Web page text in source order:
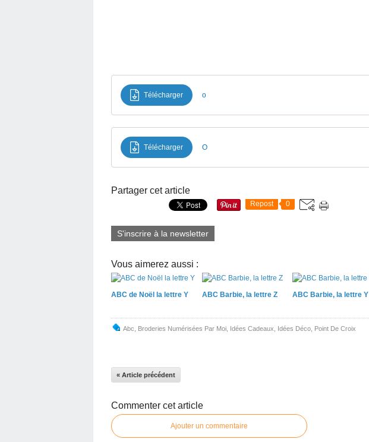
Télécharger o
Télécharger O
Partager cet article
Repost 0
S'inscrire à la newsletter
Vous aimerez aussi :
ABC de Noël la lettre Y ABC Barbie, la lettre Z ABC Barbie, la lettre Y
Abc Broderies Numérisées Par Moi Idées Cadeaux Idées Déco Point De Croix
« Article précédent
Commenter cet article
Ajouter un commentaire